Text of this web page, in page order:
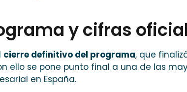
y cifras
cierre definitivo del programa, que
ello se pone punto final a una de las
en España.